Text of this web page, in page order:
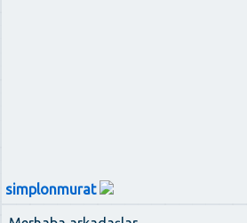
simplonmurat